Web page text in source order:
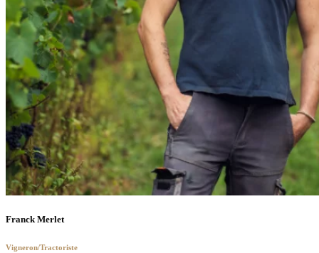
Franck Merlet
Vigneron/Tractoriste